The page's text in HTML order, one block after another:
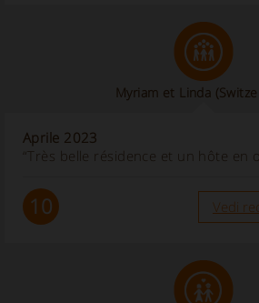
Myriam et Linda
Aprile 2023
“Très belle résidence et un hôte en
10 Vedi